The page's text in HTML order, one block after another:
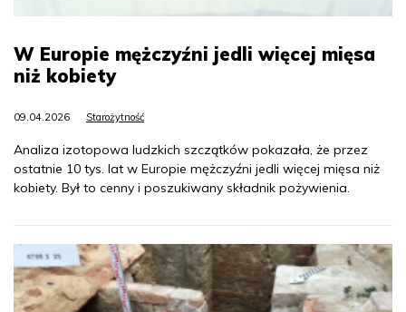
W Europie mężczyźni jedli więcej mięsa
niż kobiety
09.04.2026 Starożytność
Analiza izotopowa ludzkich szczątków pokazała, że przez
ostatnie 10 tys. lat w Europie mężczyźni jedli więcej mięsa niż
kobiety. Był to cenny i poszukiwany składnik pożywienia.